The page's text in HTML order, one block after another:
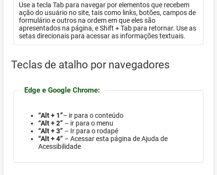
Use a tecla Tab para navegar por elementos que recebem
ação do usuário no site, tais como links, botões, campos de
formulário e outros na ordem em que eles são
apresentados na página, e Shift + Tab para retornar. Use as
setas direcionais para acessar as informações textuais.
Teclas de atalho por navegadores
Edge e Google Chrome:
“Alt + 1”– ir para o conteúdo
“Alt + 2” – ir para o menu
“Alt + 3” – Ir para o rodapé
“Alt + 4” – Acessar esta página de Ajuda de
Acessibilidade